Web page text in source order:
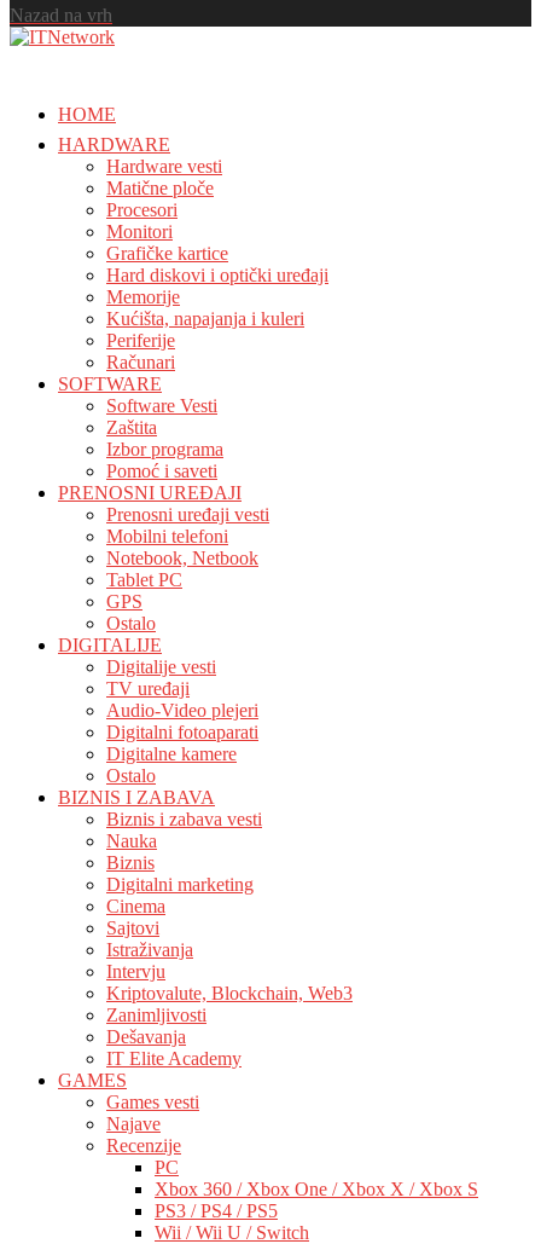
Nazad na vrh
HOME
HARDWARE
Hardware vesti
Matične ploče
Procesori
Monitori
Grafičke kartice
Hard diskovi i optički uređaji
Memorije
Kućišta, napajanja i kuleri
Periferije
Računari
SOFTWARE
Software Vesti
Zaštita
Izbor programa
Pomoć i saveti
PRENOSNI UREĐAJI
Prenosni uređaji vesti
Mobilni telefoni
Notebook, Netbook
Tablet PC
GPS
Ostalo
DIGITALIJE
Digitalije vesti
TV uređaji
Audio-Video plejeri
Digitalni fotoaparati
Digitalne kamere
Ostalo
BIZNIS I ZABAVA
Biznis i zabava vesti
Nauka
Biznis
Digitalni marketing
Cinema
Sajtovi
Istraživanja
Intervju
Kriptovalute, Blockchain, Web3
Zanimljivosti
Dešavanja
IT Elite Academy
GAMES
Games vesti
Najave
Recenzije
PC
Xbox 360 / Xbox One / Xbox X / Xbox S
PS3 / PS4 / PS5
Wii / Wii U / Switch